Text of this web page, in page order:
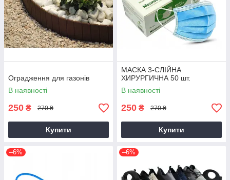
Оградження для газонів
В наявності
250 ₴ 270 ₴
Купити
МАСКА 3-СЛІЙНА
ХИРУРГИЧНА 50 шт.
В наявності
250 ₴ 270 ₴
Купити
–6% –6%